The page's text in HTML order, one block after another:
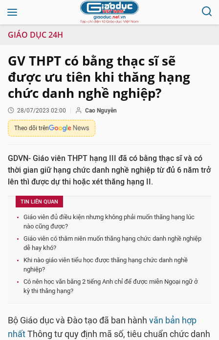
GIÁO DỤC 24H
GV THPT có bằng thạc sĩ sẽ
được ưu tiên khi thăng hạng
chức danh nghề nghiệp?
28/07/2023 02:00 Cao Nguyên
Theo dõi trên
GDVN- Giáo viên THPT hạng III đã có bằng thạc sĩ và có
thời gian giữ hạng chức danh nghề nghiệp từ đủ 6 năm trở
lên thì được dự thi hoặc xét thăng hạng II.
TIN LIÊN QUAN
Giáo viên đủ điều kiện nhưng không phải muốn thăng hạng lúc
nào cũng được?
Giáo viên có thâm niên muốn thăng hạng chức danh nghề nghiệp
dễ hay khó?
Khi nào giáo viên tiểu học được thăng hạng chức danh nghề
nghiệp?
Có nên học văn bằng 2 tiếng Anh chỉ để được miễn Ngoại ngữ ở
kỳ thi thăng hạng?
Bộ Giáo dục và Đào tạo đã ban hành văn bản hợp
nhấtThông tư quy định mã số, tiêu chuẩn chức danh